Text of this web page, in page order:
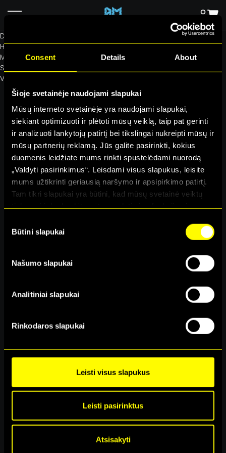
Consent Details About
Šioje svetainėje naudojami slapukai
Mūsų interneto svetainėje yra naudojami slapukai,
siekiant optimizuoti ir plėtoti mūsų veiklą, taip pat gerinti
ir analizuoti lankytojų patirtį bei tikslingai nukreipti mūsų ir
mūsų partnerių reklamą. Jūs galite pasirinkti, kokius
duomenis leidžiate mums rinkti spustelėdami nuorodą
„Valdyti pasirinkimus“. Leisdami visus slapukus, leisite
mums užtikrinti geriausią naršymo ir apsipirkimo patirtį.
Tam tikri slapukai yra būtini, kad mūsų svetainė veiktų
naudojame galite rasti mūsų slapukų pranešime, taip pat
Selection
Būtini slapukai
Našumo slapukai
Analitiniai slapukai
Rinkodaros slapukai
Leisti visus slapukus
Leisti pasirinktus
Atsisakyti
D
H
M
S
Visi video neribotai – tik
Eva Tombak
Įvertinimas:
|Taisyklės|